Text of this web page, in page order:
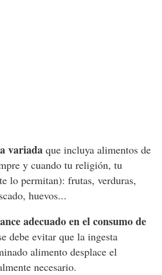
variadaque incluya alimentos de
y cuando tu religión, tu
lo permitan): frutas, verduras,
huevos...
adecuado en el consumo de
debe evitar que la ingesta
alimento desplace el
necesario.